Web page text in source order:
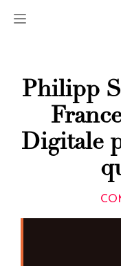
Philipp
Digitale